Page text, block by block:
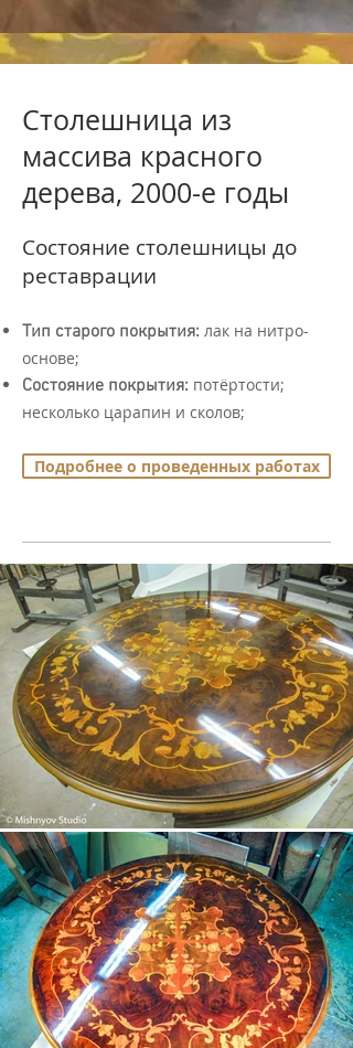
Столешница из
массива красного
дерева, 2000-е годы
Состояние столешницы до
реставрации
Тип старого покрытия: лак на нитро-
основе;
Состояние покрытия: потёртости;
несколько царапин и сколов;
Подробнее о проведенных работах